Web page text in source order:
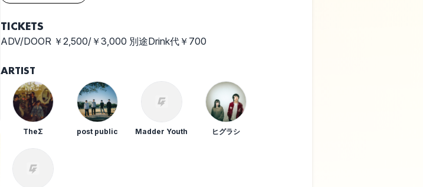
TICKETS
ADV/DOOR ￥2,500/￥3,000 別途Drink代￥700
ARTIST
TheΣ post public Madder Youth ヒグラシ